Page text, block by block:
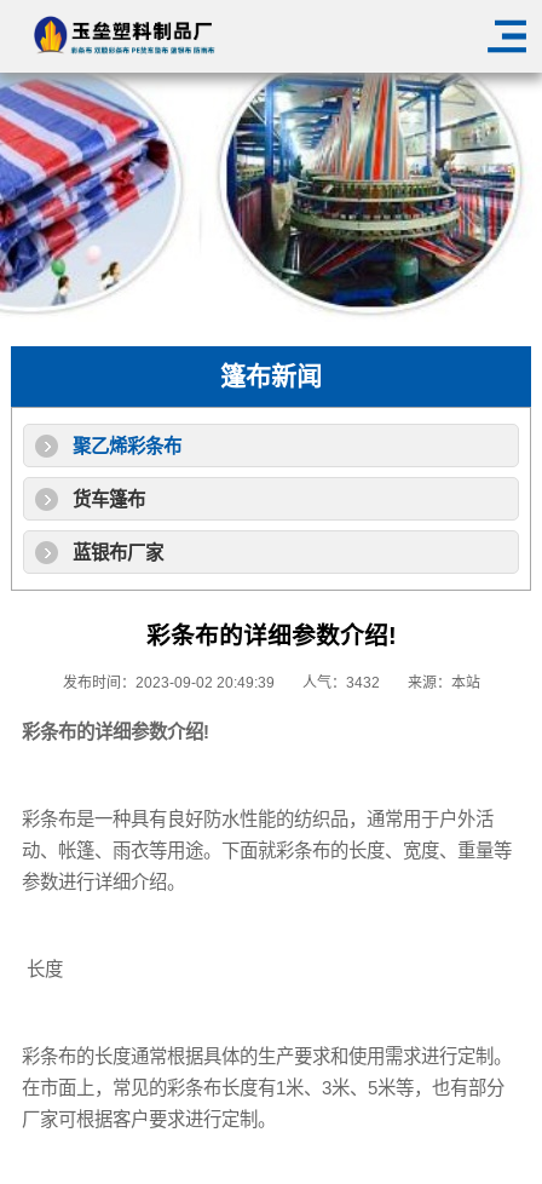
篷布新闻
聚乙烯彩条布
货车篷布
蓝银布厂家
彩条布的详细参数介绍!
发布时间：2023-09-02 20:49:39 人气：3432 来源：本站
彩条布的详细参数介绍!
彩条布是一种具有良好防水性能的纺织品，通常用于户外活
动、帐篷、雨衣等用途。下面就彩条布的长度、宽度、重量等
参数进行详细介绍。
长度
彩条布的长度通常根据具体的生产要求和使用需求进行定制。
在市面上，常见的彩条布长度有1米、3米、5米等，也有部分
厂家可根据客户要求进行定制。